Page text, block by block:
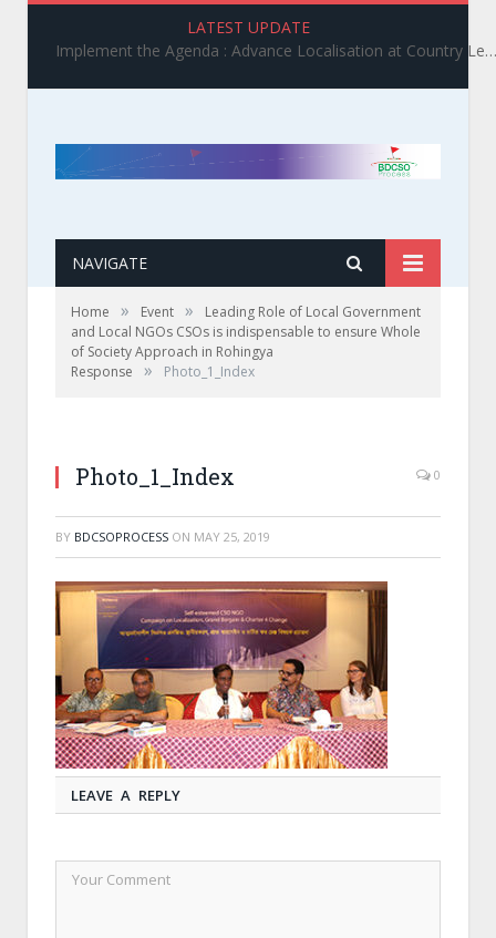
LATEST UPDATE
Implement the Agenda : Advance Localisation at Country Level_ BDCSO COAST 2025 Survey Report Findings on the Grand Bargain 3.0 Implementation
NAVIGATE
Home » Event »
Leading Role of Local Government
and Local NGOs CSOs is indispensable to ensure Whole
of Society Approach in Rohingya
Response
» Photo_1_Index
Photo_1_Index 0
BY BDCSOPROCESS ON MAY 25, 2019
LEAVE A REPLY